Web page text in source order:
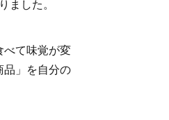
ました。
べて味覚が変
品」を自分の